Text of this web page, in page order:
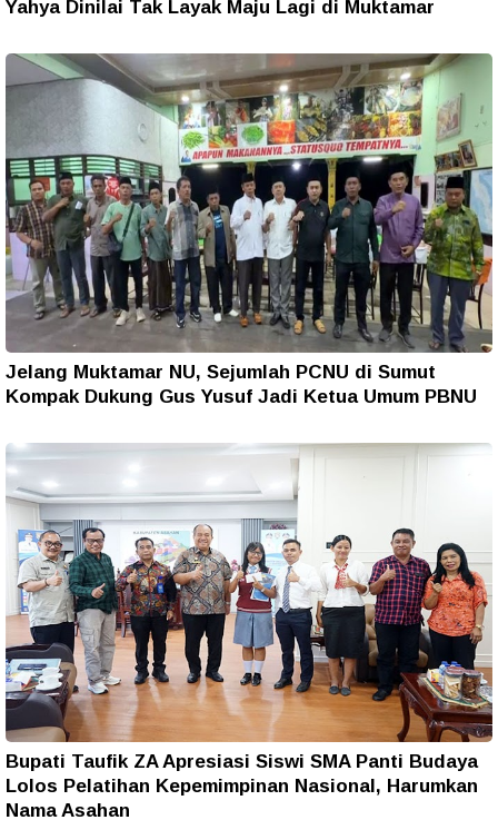
Yahya Dinilai Tak Layak Maju Lagi di Muktamar
Jelang Muktamar NU, Sejumlah PCNU di Sumut
Kompak Dukung Gus Yusuf Jadi Ketua Umum PBNU
Bupati Taufik ZA Apresiasi Siswi SMA Panti Budaya
Lolos Pelatihan Kepemimpinan Nasional, Harumkan
Nama Asahan